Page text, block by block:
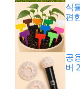
식
편
공
버